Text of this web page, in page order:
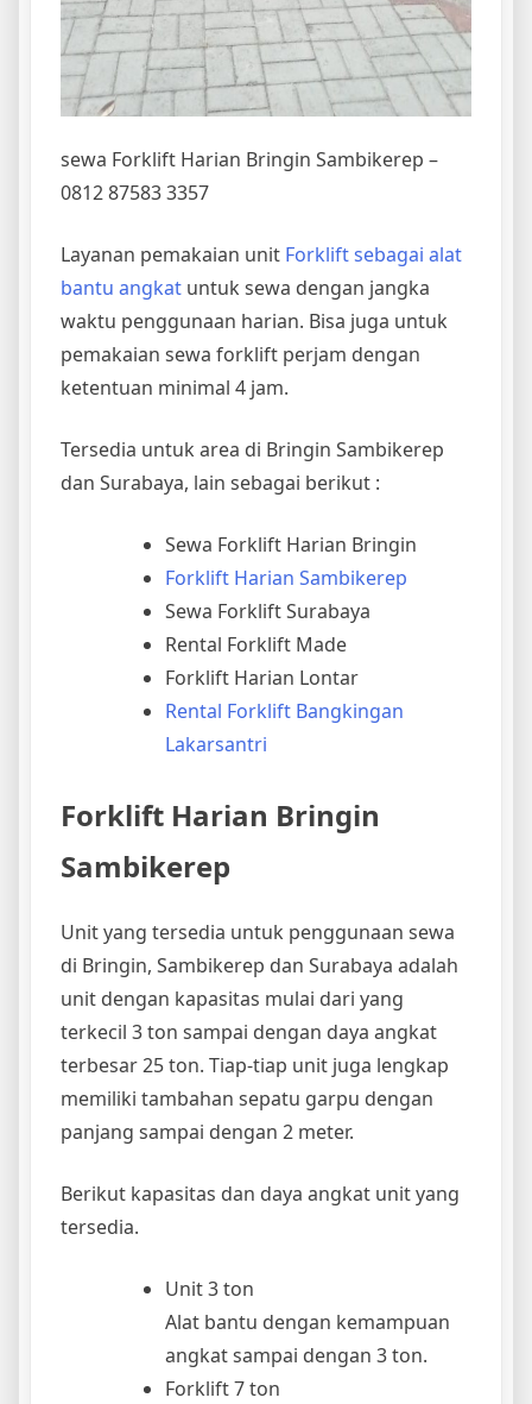
sewa Forklift Harian Bringin Sambikerep –
0812 87583 3357
Layanan pemakaian unit Forklift sebagai alat
bantu angkat untuk sewa dengan jangka
waktu penggunaan harian. Bisa juga untuk
pemakaian sewa forklift perjam dengan
ketentuan minimal 4 jam.
Tersedia untuk area di Bringin Sambikerep
dan Surabaya, lain sebagai berikut :
Sewa Forklift Harian Bringin
Forklift Harian Sambikerep
Sewa Forklift Surabaya
Rental Forklift Made
Forklift Harian Lontar
Rental Forklift Bangkingan
Lakarsantri
Forklift Harian Bringin
Sambikerep
Unit yang tersedia untuk penggunaan sewa
di Bringin, Sambikerep dan Surabaya adalah
unit dengan kapasitas mulai dari yang
terkecil 3 ton sampai dengan daya angkat
terbesar 25 ton. Tiap-tiap unit juga lengkap
memiliki tambahan sepatu garpu dengan
panjang sampai dengan 2 meter.
Berikut kapasitas dan daya angkat unit yang
tersedia.
Unit 3 ton
Alat bantu dengan kemampuan
angkat sampai dengan 3 ton.
Forklift 7 ton